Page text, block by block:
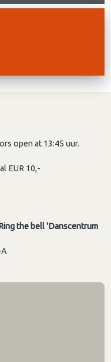
open at 13:45 uur.
EUR 10,-
the bell 'Danscentrum